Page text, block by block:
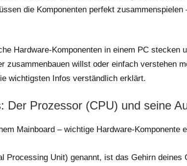
die Komponenten perfekt zusammenspielen
Hardware-Komponenten in einem PC stecken
zusammenbauen willst oder einfach verstehen
wichtigsten Infos verständlich erklärt.
Der Prozessor (CPU) und seine
Processing Unit) genannt, ist das Gehirn deines